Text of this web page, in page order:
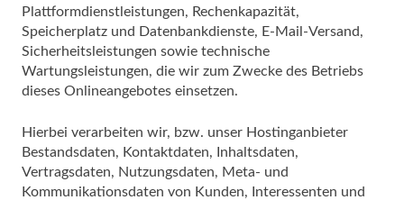
Plattformdienstleistungen, Rechenkapazität,
Speicherplatz und Datenbankdienste, E-Mail-Versand,
Sicherheitsleistungen sowie technische
Wartungsleistungen, die wir zum Zwecke des Betriebs
dieses Onlineangebotes einsetzen.
Hierbei verarbeiten wir, bzw. unser Hostinganbieter
Bestandsdaten, Kontaktdaten, Inhaltsdaten,
Vertragsdaten, Nutzungsdaten, Meta- und
Kommunikationsdaten von Kunden, Interessenten und